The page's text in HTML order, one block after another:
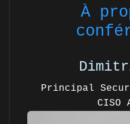
À
Principal
CISO